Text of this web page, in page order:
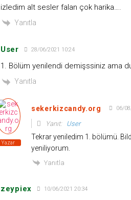
izledim alt sesler falan çok harika….
Yanıtla
User 28/06/2021 10:24
1. Bölüm yenilendi demişssiniz ama
Yanıtla
Yazar
sekerkizcandy.org 06/
Yanıt: User
Tekrar yeniledim 1. bölümü.
yeniliyorum.
Yanıtla
zeypiex 10/06/2021 20:34